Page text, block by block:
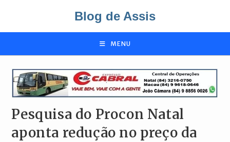
o
Blog de Assis
MENU
Pesquisa do Procon Natal
aponta redução no preço da